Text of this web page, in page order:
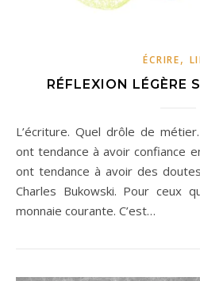
ÉCRIRE,
RÉFLEXION LÉGÈRE
L’écriture. Quel drôle de métier. « Les mauvais écrivains
ont tendance à avoir confiance
ont tendance à avoir des
Charles Bukowski. Pour ceux
monnaie courante. C’est…